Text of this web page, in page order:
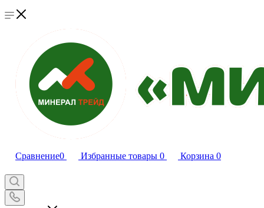
Сравнение0 Избранные товары 0 Корзина 0